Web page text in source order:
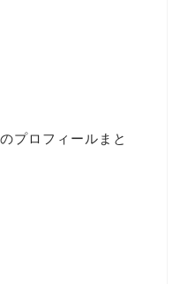
プロフィールまと